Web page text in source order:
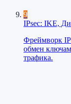
9
IPsec: IKE,
Фреймворк
обмен
трафика.